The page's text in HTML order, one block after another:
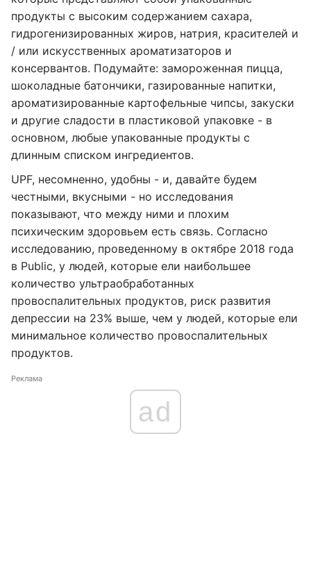
продукты с высоким содержанием сахара,
гидрогенизированных жиров, натрия, красителей и
/ или искусственных ароматизаторов и
консервантов. Подумайте: замороженная пицца,
шоколадные батончики, газированные напитки,
ароматизированные картофельные чипсы, закуски
и другие сладости в пластиковой упаковке - в
основном, любые упакованные продукты с
длинным списком ингредиентов.
UPF, несомненно, удобны - и, давайте будем
честными, вкусными - но исследования
показывают, что между ними и плохим
психическим здоровьем есть связь. Согласно
исследованию, проведенному в октябре 2018 года
в Public, у людей, которые ели наибольшее
количество ультраобработанных
провоспалительных продуктов, риск развития
депрессии на 23% выше, чем у людей, которые ели
минимальное количество провоспалительных
продуктов.
Реклама
ad